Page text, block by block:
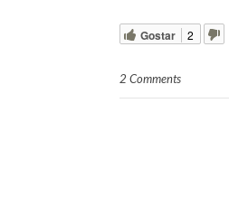
Gostar 2
2 Comments